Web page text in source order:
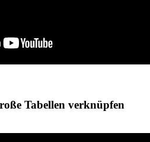
Tabellen verknüpfen